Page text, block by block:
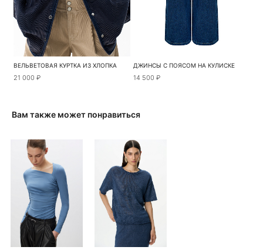
ВЕЛЬВЕТОВАЯ КУРТКА ИЗ ХЛОПКА
21 000 ₽
ДЖИНСЫ С ПОЯСОМ НА КУЛИСКЕ
14 500 ₽
Вам также может понравиться